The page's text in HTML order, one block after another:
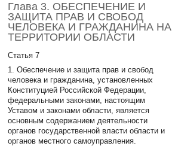
Глава 3. ОБЕСПЕЧЕНИЕ И
ЗАЩИТА ПРАВ И СВОБОД
ЧЕЛОВЕКА И ГРАЖДАНИНА НА
ТЕРРИТОРИИ ОБЛАСТИ
Статья 7
1. Обеспечение и защита прав и свобод
человека и гражданина, установленных
Конституцией Российской Федерации,
федеральными законами, настоящим
Уставом и законами области, является
основным содержанием деятельности
органов государственной власти области и
органов местного самоуправления.